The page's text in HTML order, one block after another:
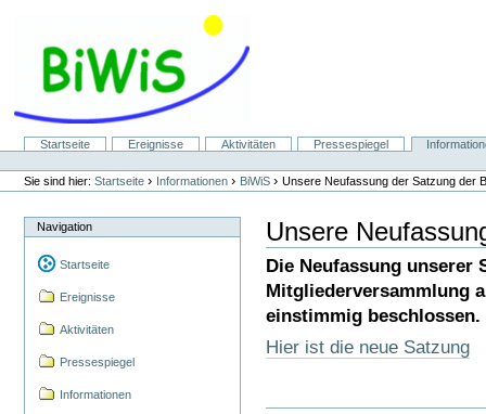
Navigation
SektionenStartseite Ereignisse Aktivitäten Pressespiegel
Benutzerspezifische
Werkzeuge
Sie sind hier: Startseite › Informationen › BiWiS ›Unsere Neufassung der Satzung der
Navigation
Startseite
Ereignisse
Aktivitäten
Pressespiegel
Informationen
Unsere
Die Neufassung unserer
Mitgliederversammlung
einstimmig beschlossen.
Hier ist die neue Satzung